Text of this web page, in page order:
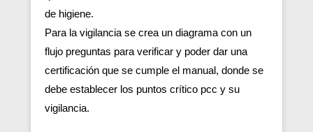
de higiene.
Para la vigilancia se crea un diagrama con un
flujo preguntas para verificar y poder dar una
certificación que se cumple el manual, donde se
debe establecer los puntos crítico pcc y su
vigilancia.